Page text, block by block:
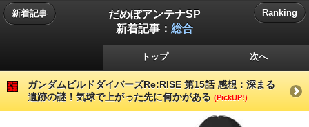
新着記事
だめぽアンテナSP
新着記事： 総合
Ranking
トップ 次へ
ガンダムビルドダイバーズRe:RISE 第15話 感想：深まる
遺跡の謎！気球で上がった先に何かがある (PickUP!)